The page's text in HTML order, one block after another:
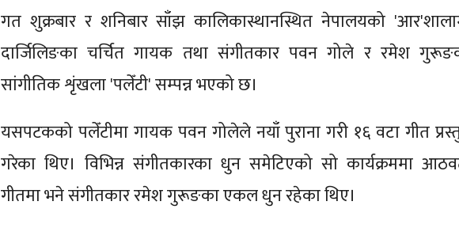
गत शुक्रबार र शनिबार साँझ कालिकास्थानस्थित नेपालयको
दार्जिलिङका चर्चित गायक तथा संगीतकार पवन गोले र रमेश
सांगीतिक शृंखला 'पलेँटी' सम्पन्न भएको छ।
यसपटकको पलेँटीमा गायक पवन गोलेले नयाँ पुराना गरी १६ वटा गीत
गरेका थिए। विभिन्न संगीतकारका धुन समेटिएको सो कार्यक्रममा
गीतमा भने संगीतकार रमेश गुरूङका एकल धुन रहेका थिए।